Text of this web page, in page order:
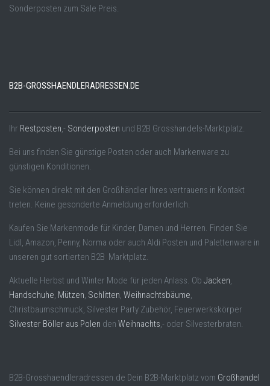
Sonderposten zum Sale Preis.
B2B-GROSSHAENDLERADRESSEN.DE
Ihr Restposten,- Sonderposten und B2B Grosshandels-Marktplatz.
Bei uns finden Sie günstige Posten oder auch Markenware zu
günstigen Konditionen.
Sie können direkt mit den Großhändler Ihres vertrauens in Kontakt
treten. Keine gesonderte Anmeldung erforderlich.
Kaufen Sie Markenmode für Kinder, Damen und Herren. Finden Sie
Lidl, Amazon, Penny, Norma oder auch Aldi Posten und Palettenware in
unseren gut sortierten B2B Marktplatz.
Aktuelle Herbst und Winter Mode für jeden Anlass. Ob Jacken,
Handschuhe, Mützen, Schlitten, Weihnachtsbäume,
Christbaumschmuck, Silvester Party Zubehör, Feuerwerkskörper
Silvester Böller aus Polen den Weihnachts,- oder Silvesterbraten.
B2B-Grosshaendleradressen.de Dein B2B-Marktplatz vom Großhandel